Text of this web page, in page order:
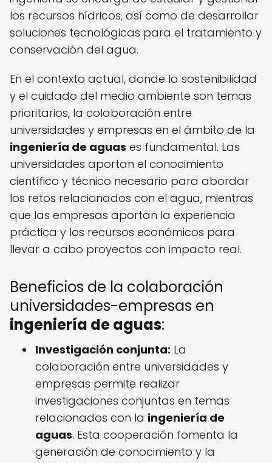
los recursos hídricos, así como de desarrollar
soluciones tecnológicas para el tratamiento y
conservación del agua.
En el contexto actual, donde la sostenibilidad
y el cuidado del medio ambiente son temas
prioritarios, la colaboración entre
universidades y empresas en el ámbito de la
ingeniería de aguas es fundamental. Las
universidades aportan el conocimiento
científico y técnico necesario para abordar
los retos relacionados con el agua, mientras
que las empresas aportan la experiencia
práctica y los recursos económicos para
llevar a cabo proyectos con impacto real.
Beneficios de la colaboración
universidades-empresas en
ingeniería de aguas:
Investigación conjunta: La
colaboración entre universidades y
empresas permite realizar
investigaciones conjuntas en temas
relacionados con la ingeniería de
aguas. Esta cooperación fomenta la
generación de conocimiento y la